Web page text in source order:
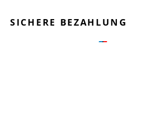
SICHERE BEZAHLUNG